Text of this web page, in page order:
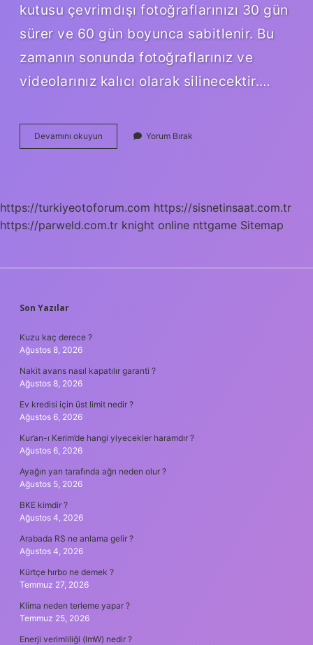
kutusu çevrimdışı fotoğraflarınızı 30 gün
sürer ve 60 gün boyunca sabitlenir. Bu
zamanın sonunda fotoğraflarınız ve
videolarınız kalıcı olarak silinecektir.…
Devamını okuyun Fotoğraflar
Kalıcı
Yorum Bırak
https://turkiyeotoforum.com https://sisnetinsaat.com.tr
https://parweld.com.tr knight online nttgame Sitemap
SIDEBAR
Son Yazılar
Kuzu kaç derece ?
Ağustos 8, 2026
Nakit avans nasıl kapatılır garanti ?
Ağustos 8, 2026
Ev kredisi için üst limit nedir ?
Ağustos 6, 2026
Kur’an-ı Kerim’de hangi yiyecekler haramdır ?
Ağustos 6, 2026
Ayağın yan tarafında ağrı neden olur ?
Ağustos 5, 2026
BKE kimdir ?
Ağustos 4, 2026
Arabada RS ne anlama gelir ?
Ağustos 4, 2026
Kürtçe hırbo ne demek ?
Temmuz 27, 2026
Klima neden terleme yapar ?
Temmuz 25, 2026
Enerji verimliliği (lmW) nedir ?